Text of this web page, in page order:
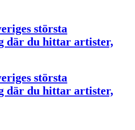
största
där du hittar artister,
största
där du hittar artister,